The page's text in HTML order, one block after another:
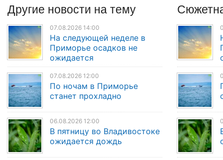
Другие новости на тему
07.08.2026 14:00
На следующей неделе в
Приморье осадков не
ожидается
07.08.2026 12:00
По ночам в Приморье
станет прохладно
06.08.2026 12:00
В пятницу во Владивостоке
ожидается дождь